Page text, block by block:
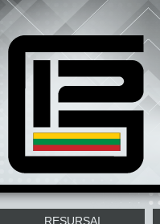
RESURSAI